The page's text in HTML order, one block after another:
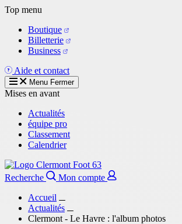
Aller
contenu
principal
Top menu
Boutique
Billetterie
Business
Aide et contact
Menu Fermer
Mises en avant
Actualités
équipe pro
Classement
Calendrier
Recherche
Mon compte
Accueil
Actualités
Clermont - Le Havre : l'album photos